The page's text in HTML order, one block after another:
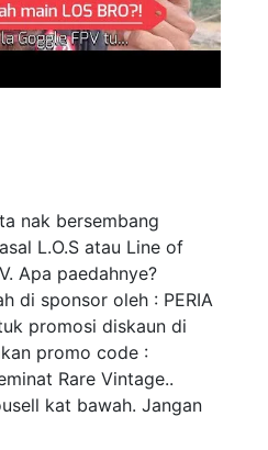
nak bersembang
L.O.S atau Line of
Apa paedahnye?
di sponsor oleh : PERIA
promosi diskaun di
promo code :
Rare Vintage..
kat bawah. Jangan